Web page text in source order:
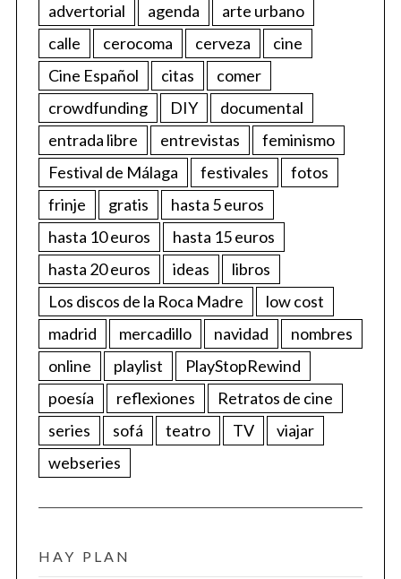
advertorial agenda
arte urbano
calle
cerocoma cerveza
cine
Cine Español
citas
comer
crowdfunding
DIY
documental
entrada libre
entrevistas
feminismo
Festival de Málaga
festivales
fotos
frinje
gratis
hasta 5 euros
hasta 10 euros
hasta 15 euros
hasta 20 euros
ideas
libros
Los discos de la Roca Madre
low cost
madrid
mercadillo navidad
nombres
online
playlist
PlayStopRewind
poesía
reflexiones
Retratos de cine
series
sofá teatro TV
viajar
webseries
HAY PLAN